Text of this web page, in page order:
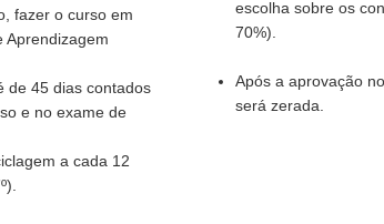
fazer o curso em
Aprendizagem
de 45 dias contados
e no exame de
a cada 12
escolha sobre os
70%).
Após a aprovação
será zerada.